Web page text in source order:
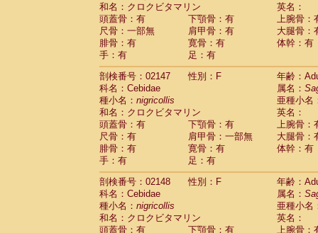
Cercopithecidae (0)
CercopithecidaeAllenopithecus
CercopithecidaeCercopithecus
CercopithecidaeCercopithecus
CercopithecidaeCercopithecus
CercopithecidaeCercopithecus diana
CercopithecidaeCercopithecus
Cercopithecidae
Cercopithecus
Cercopithecidae
Cercopithecus mitis
CercopithecidaeCercopithecus mitis
CercopithecidaeCercopithecus mitis
CercopithecidaeCercopithecus mona
CercopithecidaeCercopithecus
CercopithecidaeCercopithecus
CercopithecidaeCercopithecus
Cercopithecidae
Cercopithecusspp.(0)
Cercopithecidae
Chlorocebus
CercopithecidaeChlorocebus
和名：クロクビタマリン
英名：
頭蓋骨：有
下顎骨：有
上腕骨：
尺骨：一部無
肩甲骨：有
大腿骨：
腓骨：有
寛骨：有
体幹：有
手：有
足：有
剖検番号：02147
性別：F
年齢：
科名：Cebidae
属名：
種小名： nigricollis
亜種小名
和名：クロクビタマリン
英名：
頭蓋骨：有
下顎骨：有
上腕骨：
尺骨：有
肩甲骨：一部無
大腿骨：
腓骨：有
寛骨：有
体幹：有
手：有
足：有
剖検番号：02148
性別：F
年齢：
科名：Cebidae
属名：
種小名： nigricollis
亜種小名
和名：クロクビタマリン
英名：
頭蓋骨：有
下顎骨：有
上腕骨：